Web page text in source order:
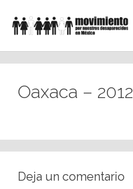
Oaxaca – 2012
Deja un comentario